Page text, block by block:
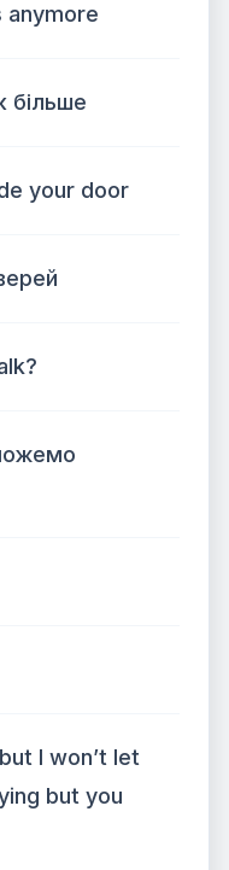
anymore
більше
your door
I won’t let
but you